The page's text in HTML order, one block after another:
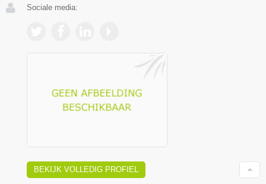
Sociale media:
BEKIJK VOLLEDIG PROFIEL